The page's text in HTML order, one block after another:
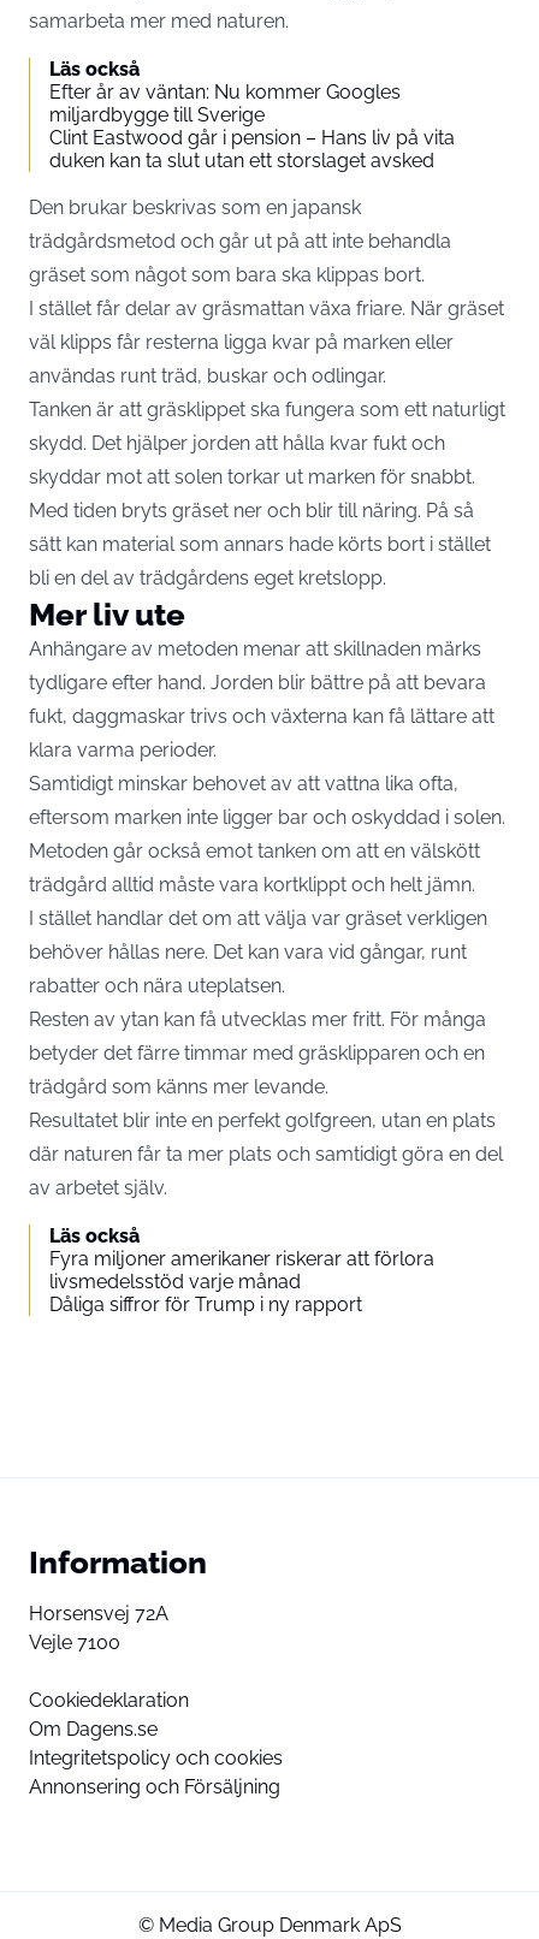
samarbeta mer med naturen.
Läs också
Efter år av väntan: Nu kommer Googles
miljardbygge till Sverige
Clint Eastwood går i pension – Hans liv på vita
duken kan ta slut utan ett storslaget avsked
Den brukar beskrivas som en japansk
trädgårdsmetod och går ut på att inte behandla
gräset som något som bara ska klippas bort.
I stället får delar av gräsmattan växa friare. När gräset
väl klipps får resterna ligga kvar på marken eller
användas runt träd, buskar och odlingar.
Tanken är att gräsklippet ska fungera som ett naturligt
skydd. Det hjälper jorden att hålla kvar fukt och
skyddar mot att solen torkar ut marken för snabbt.
Med tiden bryts gräset ner och blir till näring. På så
sätt kan material som annars hade körts bort i stället
bli en del av trädgårdens eget kretslopp.
Mer liv ute
Anhängare av metoden menar att skillnaden märks
tydligare efter hand. Jorden blir bättre på att bevara
fukt, daggmaskar trivs och växterna kan få lättare att
klara varma perioder.
Samtidigt minskar behovet av att vattna lika ofta,
eftersom marken inte ligger bar och oskyddad i solen.
Metoden går också emot tanken om att en välskött
trädgård alltid måste vara kortklippt och helt jämn.
I stället handlar det om att välja var gräset verkligen
behöver hållas nere. Det kan vara vid gångar, runt
rabatter och nära uteplatsen.
Resten av ytan kan få utvecklas mer fritt. För många
betyder det färre timmar med gräsklipparen och en
trädgård som känns mer levande.
Resultatet blir inte en perfekt golfgreen, utan en plats
där naturen får ta mer plats och samtidigt göra en del
av arbetet själv.
Läs också
Fyra miljoner amerikaner riskerar att förlora
livsmedelsstöd varje månad
Dåliga siffror för Trump i ny rapport
Information
Horsensvej 72A
Vejle 7100
Cookiedeklaration
Om Dagens.se
Integritetspolicy och cookies
Annonsering och Försäljning
© Media Group Denmark ApS